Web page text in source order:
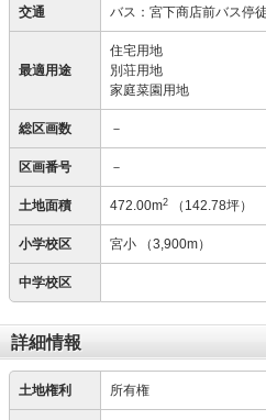
交通 バス：宮下商店前バス停
最適用途
住宅用地
別荘用地
家庭菜園用地
総区画数 －
区画番号 －
土地面積 472.00m2 （142.78坪）
小学校区 宮小 （3,900m）
中学校区
詳細情報
土地権利 所有権